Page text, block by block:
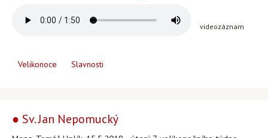
videozáznam
Velikonoce Slavnosti
● Sv. Jan Nepomucký